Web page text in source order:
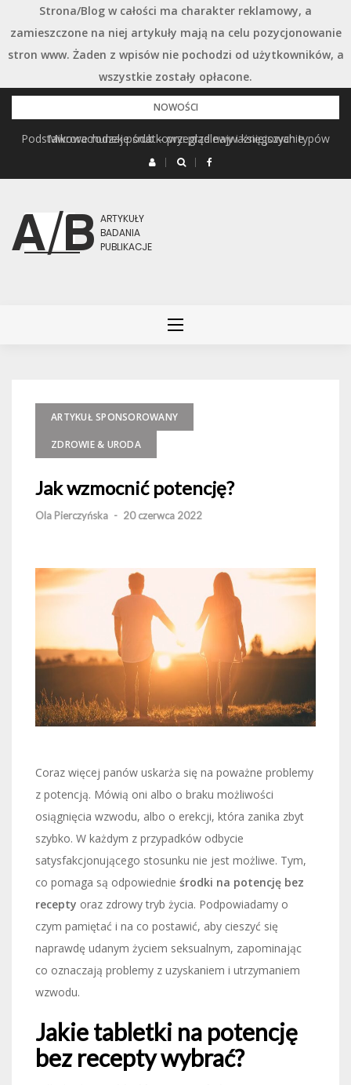
Strona/Blog w całości ma charakter reklamowy, a
zamieszczone na niej artykuły mają na celu pozycjonowanie
stron www. Żaden z wpisów nie pochodzi od użytkowników, a
wszystkie zostały opłacone.
Przejdź
do
treści
NOWOŚCI
Mikrorachunek podatkowy: przelewy i księgowanie
Podstawowe rodzaje śrub – przegląd najważniejszych typów
ARTYKUŁ SPONSOROWANY
ZDROWIE & URODA
Jak wzmocnić potencję?
Ola Pierczyńska - 20 czerwca 2022
Coraz więcej panów uskarża się na poważne problemy
z potencją. Mówią oni albo o braku możliwości
osiągnięcia wzwodu, albo o erekcji, która zanika zbyt
szybko. W każdym z przypadków odbycie
satysfakcjonującego stosunku nie jest możliwe. Tym,
co pomaga są odpowiednie środki na potencję bez
recepty oraz zdrowy tryb życia. Podpowiadamy o
czym pamiętać i na co postawić, aby cieszyć się
naprawdę udanym życiem seksualnym, zapominając
co oznaczają problemy z uzyskaniem i utrzymaniem
wzwodu.
Jakie tabletki na potencję
bez recepty wybrać?